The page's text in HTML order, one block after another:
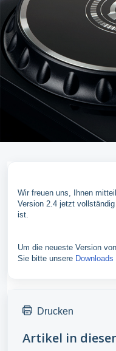
Wir freuen uns, Ihnen
Version 2.4 jetzt
ist.
Um die neueste Version
Sie bitte unsere Downloads
Drucken
Artikel in